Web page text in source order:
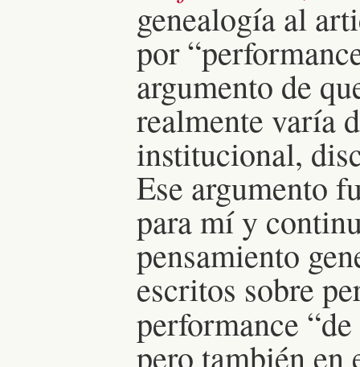
genealogía al
por
argumento de
realmente varía
institucional,
Ese argumento
para mí y
pensamiento
escritos sobre
performance
pero también en